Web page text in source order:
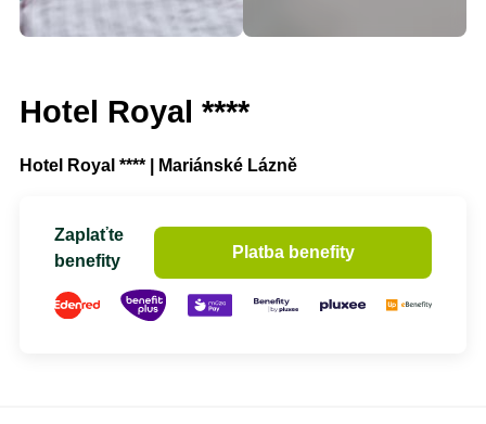
Hotel Royal ****
Hotel Royal **** | Mariánské Lázně
Zaplaťte
benefity
Platba benefity